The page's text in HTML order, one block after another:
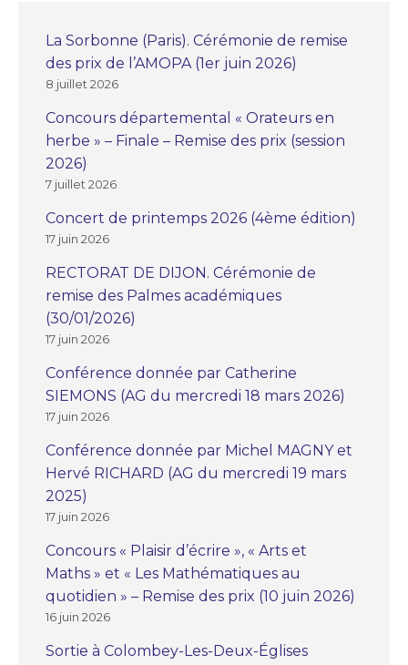
La Sorbonne (Paris). Cérémonie de remise
des prix de l’AMOPA (1er juin 2026)
8 juillet 2026
Concours départemental « Orateurs en
herbe » – Finale – Remise des prix (session
2026)
7 juillet 2026
Concert de printemps 2026 (4ème édition)
17 juin 2026
RECTORAT DE DIJON. Cérémonie de
remise des Palmes académiques
(30/01/2026)
17 juin 2026
Conférence donnée par Catherine
SIEMONS (AG du mercredi 18 mars 2026)
17 juin 2026
Conférence donnée par Michel MAGNY et
Hervé RICHARD (AG du mercredi 19 mars
2025)
17 juin 2026
Concours « Plaisir d’écrire », « Arts et
Maths » et « Les Mathématiques au
quotidien » – Remise des prix (10 juin 2026)
16 juin 2026
Sortie à Colombey-Les-Deux-Églises